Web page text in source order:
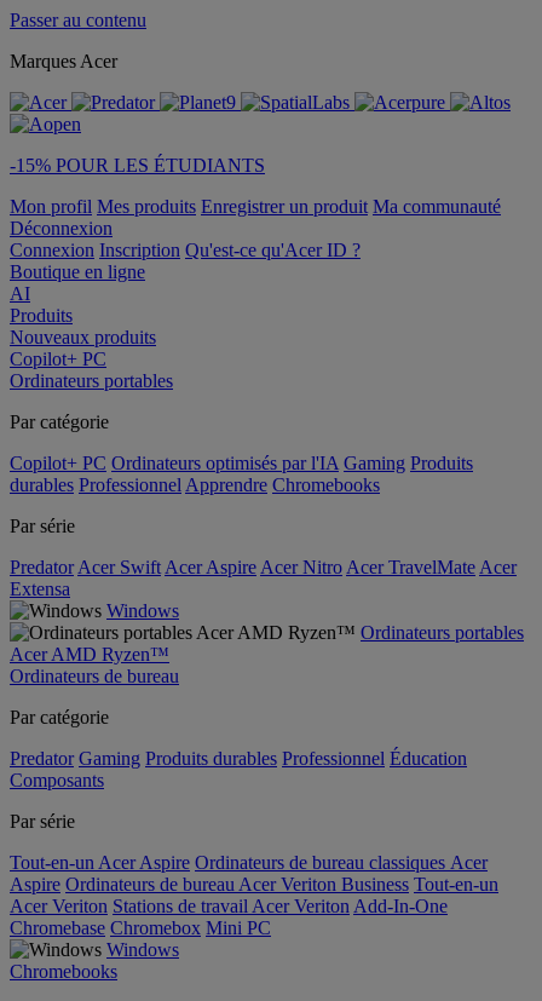
Passer au contenu
Marques Acer
-15% POUR LES ÉTUDIANTS
Mon profil Mes produits Enregistrer un produit Ma communauté
Déconnexion
Connexion Inscription Qu'est-ce qu'Acer ID ?
Boutique en ligne
AI
Produits
Nouveaux produits
Copilot+ PC
Ordinateurs portables
Par catégorie
Copilot+ PC Ordinateurs optimisés par l'IA Gaming Produits
durables Professionnel Apprendre Chromebooks
Par série
Predator Acer Swift Acer Aspire Acer Nitro Acer TravelMate Acer
Extensa
Windows
Ordinateurs portables
Acer AMD Ryzen™
Ordinateurs de bureau
Par catégorie
Predator Gaming Produits durables Professionnel Éducation
Composants
Par série
Tout-en-un Acer Aspire Ordinateurs de bureau classiques Acer
Aspire Ordinateurs de bureau Acer Veriton Business Tout-en-un
Acer Veriton Stations de travail Acer Veriton Add-In-One
Chromebase Chromebox Mini PC
Windows
Chromebooks